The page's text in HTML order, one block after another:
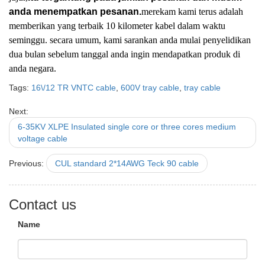
anda menempatkan pesanan.merekam kami terus adalah
memberikan yang terbaik 10 kilometer kabel dalam waktu
seminggu. secara umum, kami sarankan anda mulai penyelidikan
dua bulan sebelum tanggal anda ingin mendapatkan produk di
anda negara.
Tags: 16\/12 TR VNTC cable 600V tray cable tray cable
Next:
6-35KV XLPE Insulated single core or three cores medium
voltage cable
Previous: CUL standard 2*14AWG Teck 90 cable
Contact us
Name